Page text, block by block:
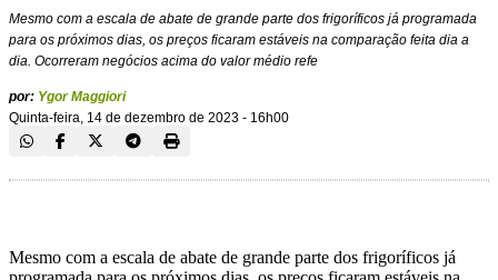
Mesmo com a escala de abate de grande parte dos frigoríficos já programada
para os próximos dias, os preços ficaram estáveis na comparação feita dia a
dia. Ocorreram negócios acima do valor médio refe
por: Ygor Maggiori
Quinta-feira, 14 de dezembro de 2023 - 16h00
Mesmo com a escala de abate de grande parte dos frigoríficos já